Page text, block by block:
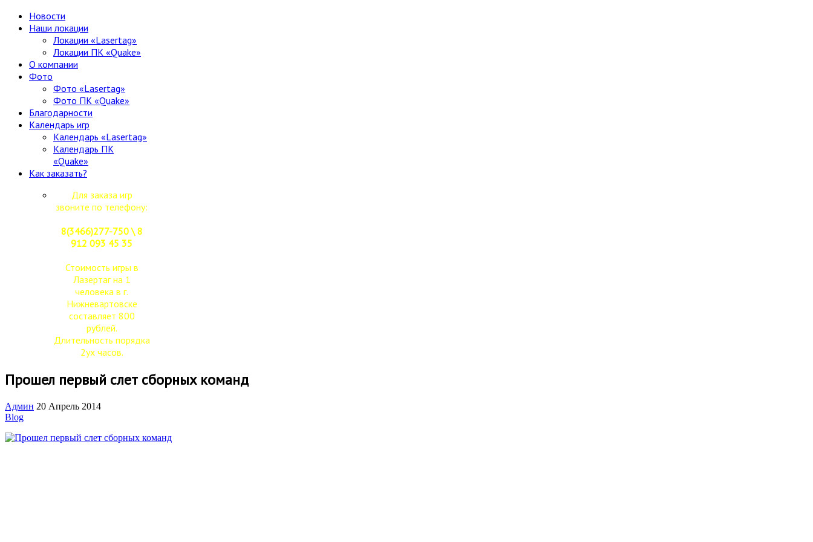
Новости
Наши локации
Локации «Lasertag»
Локации ПК «Quake»
О компании
Фото
Фото «Lasertag»
Фото ПК «Quake»
Благодарности
Календарь игр
Календарь «Lasertag»
Календарь ПК
«Quake»
Как заказать?
Для заказа игр
звоните по телефону:
8(3466)277-750 \ 8
912 093 45 35
Стоимость игры в
Лазертаг на 1
человека в г.
Нижневартовске
составляет 800
рублей.
Длительность порядка
2ух часов.
Прошел первый слет сборных команд
Админ 20 Апрель 2014
Blog